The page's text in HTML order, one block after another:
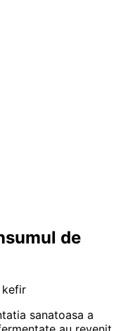
de
sanatoasa a